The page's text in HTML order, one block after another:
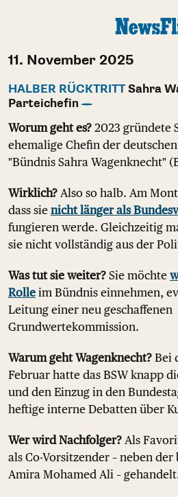
11. November 2025
HALBER RÜCKTRITTSahra
Parteichefin
Worum geht es? 2023 gründete
ehemalige Chefin der
"Bündnis Sahra Wagenknecht"
Wirklich? Also so halb. Am
dass sie nicht länger als
fungieren werde. Gleichzeitig
sie nicht vollständig aus der
Was tut sie weiter? Sie möchte
Rolle im Bündnis einnehmen,
Leitung einer neu geschaffenen
Grundwertekommission.
Warum geht Wagenknecht? Bei
Februar hatte das BSW knapp
und den Einzug in den
heftige interne Debatten über
Wer wird Nachfolger? Als
als Co-Vorsitzender – neben
Amira Mohamed Ali –